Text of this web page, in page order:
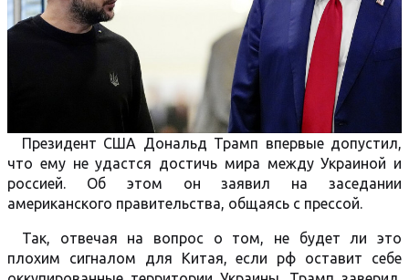
Президент США Дональд Трамп впервые допустил,
что ему не удастся достичь мира между Украиной и
россией. Об этом он заявил на заседании
американского правительства, общаясь с прессой.
Так, отвечая на вопрос о том, не будет ли это
плохим сигналом для Китая, если рф оставит себе